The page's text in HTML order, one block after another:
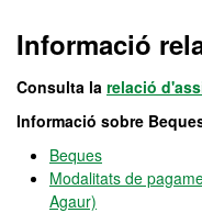
Informació
Consulta la relació
Informació sobre
Beques
Modalitats de
Agaur)